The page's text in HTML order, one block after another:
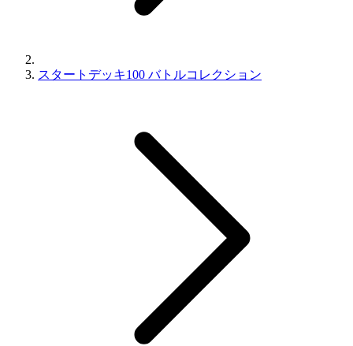
スタートデッキ100 バトルコレクション